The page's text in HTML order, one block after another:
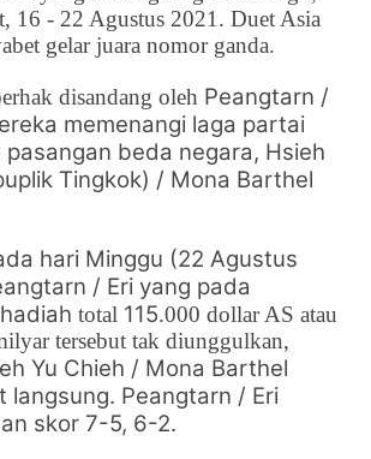
16 - 22 Agustus 2021. Duet Asia
gelar juara nomor ganda.
disandang oleh Peangtarn /
memenangi laga partai
beda negara, Hsieh
Tingkok) / Mona Barthel
hari Minggu (22 Agustus
/ Eri yang pada
total 115.000 dollar AS atau
tersebut tak diunggulkan,
Yu Chieh / Mona Barthel
langsung. Peangtarn / Eri
skor 7-5, 6-2.